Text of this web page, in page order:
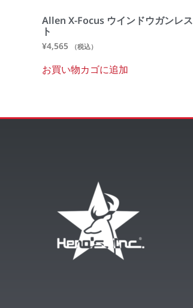
Allen X-Focus ウインドウガンレス
ト
¥4,565 （税込）
お買い物カゴに追加